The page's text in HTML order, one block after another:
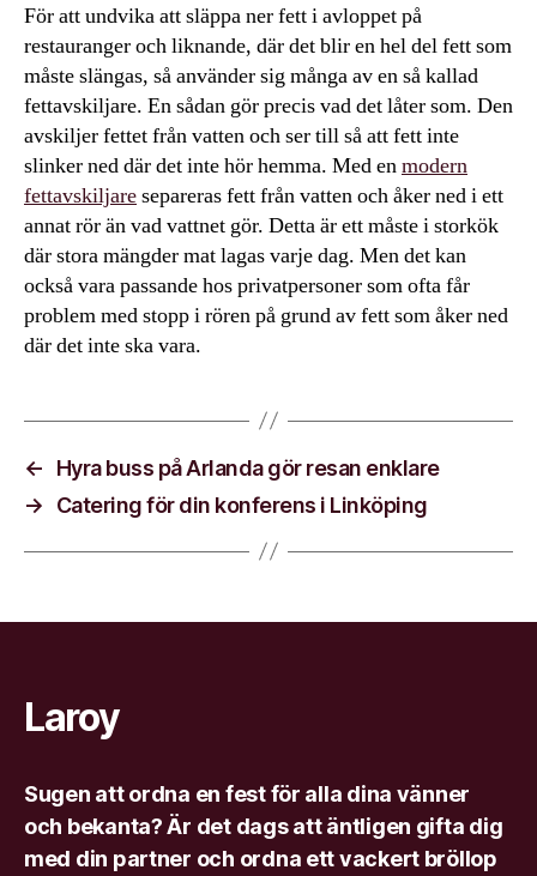
För att undvika att släppa ner fett i avloppet på
restauranger och liknande, där det blir en hel del fett som
måste slängas, så använder sig många av en så kallad
fettavskiljare. En sådan gör precis vad det låter som. Den
avskiljer fettet från vatten och ser till så att fett inte
slinker ned där det inte hör hemma. Med enmodern
fettavskiljaresepareras fett från vatten och åker ned i ett
annat rör än vad vattnet gör. Detta är ett måste i storkök
där stora mängder mat lagas varje dag. Men det kan
också vara passande hos privatpersoner som ofta får
problem med stopp i rören på grund av fett som åker ned
där det inte ska vara.
←
Hyra buss på Arlanda gör resan enklare
→
Catering för din konferens i Linköping
Laroy
Sugen att ordna en fest för alla dina vänner
och bekanta? Är det dags att äntligen gifta dig
med din partner och ordna ett vackert bröllop